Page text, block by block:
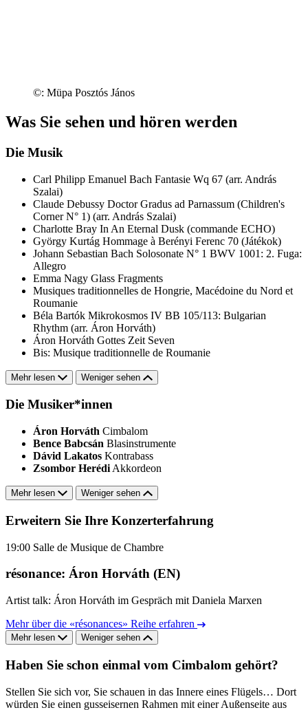
©: Müpa Posztós János
Was Sie sehen und hören werden
Die Musik
Carl Philipp Emanuel Bach Fantasie Wq 67 (arr. András
Szalai)
Claude Debussy Doctor Gradus ad Parnassum (Children's
Corner N° 1) (arr. András Szalai)
Charlotte Bray In An Eternal Dusk (commande ECHO)
György Kurtág Hommage à Berényi Ferenc 70 (Játékok)
Johann Sebastian Bach Solosonate N° 1 BWV 1001: 2. Fuga:
Allegro
Emma Nagy Glass Fragments
Musiques traditionnelles de Hongrie, Macédoine du Nord et
Roumanie
Béla Bartók Mikrokosmos IV BB 105/113: Bulgarian
Rhythm (arr. Áron Horváth)
Áron Horváth Gottes Zeit Seven
Bis: Musique traditionnelle de Roumanie
Mehr lesen Weniger sehen
Die Musiker*innen
Áron Horváth Cimbalom
Bence Babcsán Blasinstrumente
Dávid Lakatos Kontrabass
Zsombor Herédi Akkordeon
Mehr lesen Weniger sehen
Erweitern Sie Ihre Konzerterfahrung
19:00 Salle de Musique de Chambre
résonance: Áron Horváth (EN)
Artist talk: Áron Horváth im Gespräch mit Daniela Marxen
Mehr über die «résonances» Reihe erfahren
Mehr lesen Weniger sehen
Haben Sie schon einmal vom Cimbalom gehört?
Stellen Sie sich vor, Sie schauen in das Innere eines Flügels… Dort
würden Sie einen gusseisernen Rahmen mit einer Außenseite aus